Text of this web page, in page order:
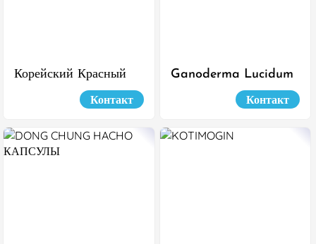
Корейский Красный
Сушеный 6 Летний
Контакт
Ganoderma Lucidum
Контакт